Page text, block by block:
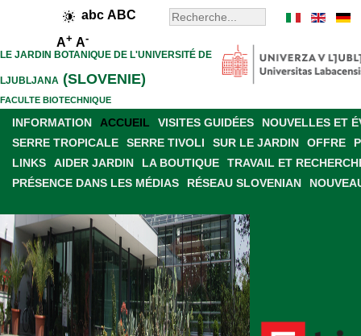
abc ABC
A+ A-
LE JARDIN BOTANIQUE DE L'UNIVERSITÉ DE
LJUBLJANA (SLOVENIE)
FACULTE BIOTECHNIQUE
INFORMATION ACCUEIL VISITES GUIDÉES
NOUVELLES ET
SERRE TROPICALE
SERRE TIVOLI SUR LE JARDIN OFFRE
LINKS
AIDER JARDIN LA BOUTIQUE
TRAVAIL ET
PRÉSENCE DANS LES MÉDIAS
RÉSEAU SLOVENIAN